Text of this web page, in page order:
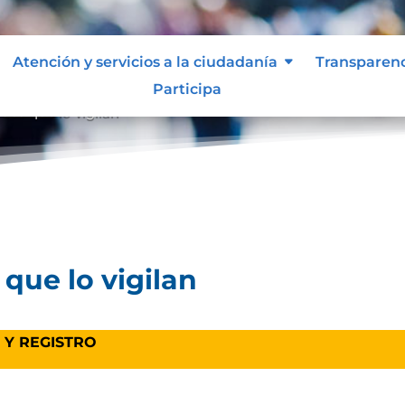
Atención y servicios a la ciudadanía
Participa
que lo vigilan
lo vigilan
REGISTRO